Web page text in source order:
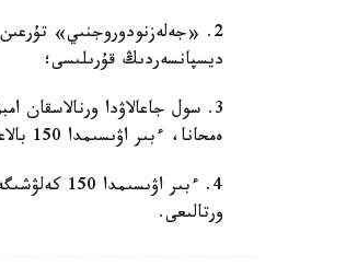
ديسپانسەردىڭ قۇرىلىسى؛
ەمحانا، ءبىر اۋىسىمدا 150 بالاعا ارنالعان ەمحانا)؛
ورتالىعى.